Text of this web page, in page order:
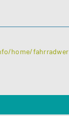
home/fahrradwer